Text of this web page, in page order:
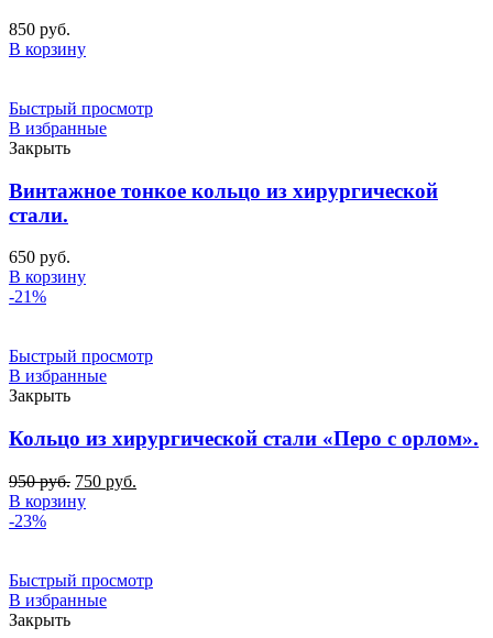
850 руб.
В корзину
Быстрый просмотр
В избранные
Закрыть
Винтажное тонкое кольцо из хирургической
стали.
650 руб.
В корзину
-21%
Быстрый просмотр
В избранные
Закрыть
Кольцо из хирургической стали «Перо с орлом».
950руб. Первоначальная
цена
750 руб.
В корзину
-23%
Быстрый просмотр
В избранные
Закрыть